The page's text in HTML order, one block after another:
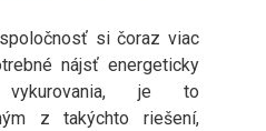
si čoraz viac
nájsť energeticky
je to
z takýchto riešení,